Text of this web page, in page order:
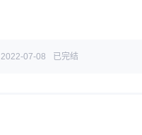
2022-07-08 已完结